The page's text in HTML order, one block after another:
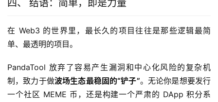
四、 结语：简单，即是力量
在 Web3 的世界里，最长久的项目往往是那些逻辑最简
单、最透明的项目。
PandaTool 放弃了容易产生漏洞和中心化风险的复杂机
制，致力于做波场生态最稳固的“铲子”。无论你是想要发行
一个社区 MEME 币，还是构建一个严肃的 DApp 积分系